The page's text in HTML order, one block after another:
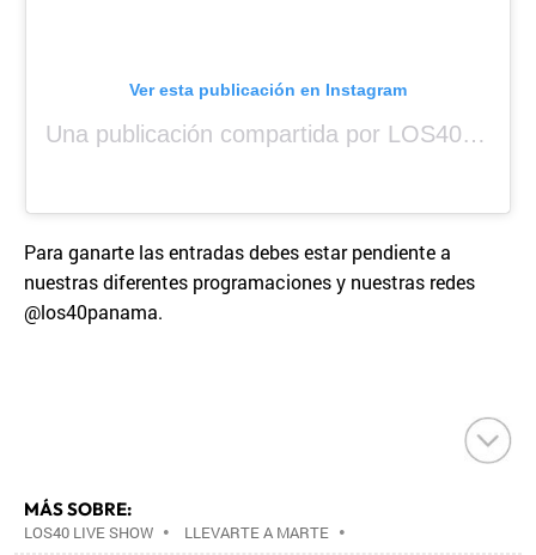
Ver esta publicación en Instagram
Una publicación compartida por LOS40 Panamá (@los40panama)
Para ganarte las entradas debes estar pendiente a
nuestras diferentes programaciones y nuestras redes
@los40panama.
MÁS SOBRE:
LOS40 LIVE SHOW • LLEVARTE A MARTE •